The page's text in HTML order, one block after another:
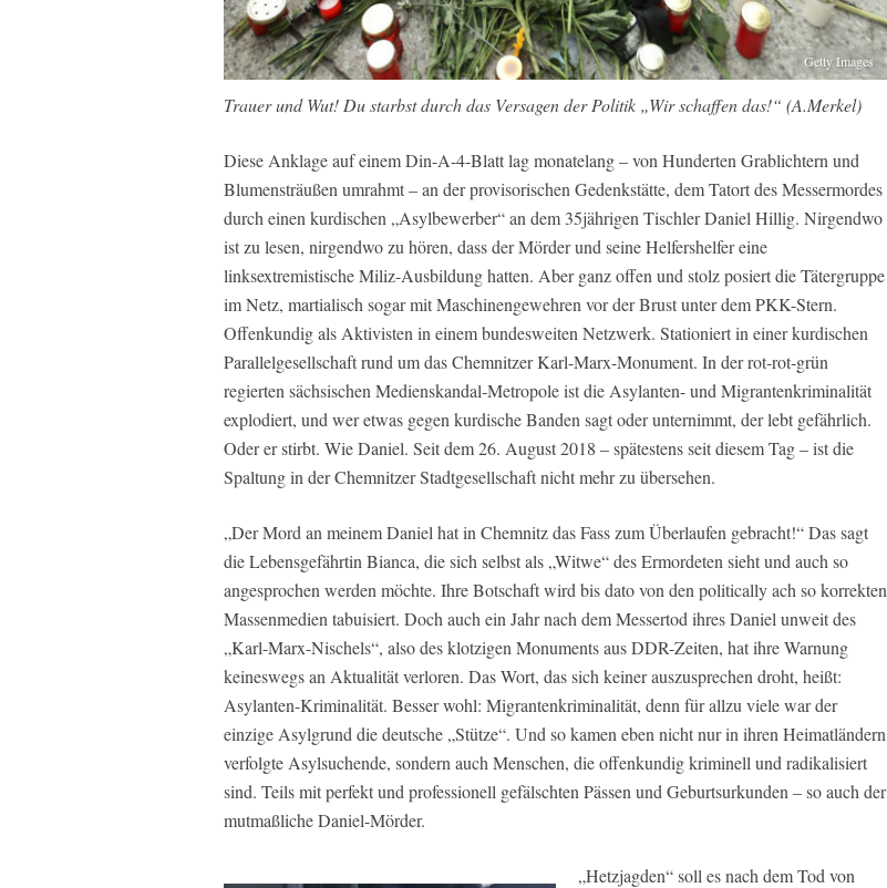
Getty Images
Trauer und Wut! Du starbst durch das Versagen der Politik „Wir schaffen das!“ (A.Merkel)
Diese Anklage auf einem Din-A-4-Blatt lag monatelang – von Hunderten Grablichtern und
Blumensträußen umrahmt – an der provisorischen Gedenkstätte, dem Tatort des Messermordes
durch einen kurdischen „Asylbewerber“ an dem 35jährigen Tischler Daniel Hillig. Nirgendwo
ist zu lesen, nirgendwo zu hören, dass der Mörder und seine Helfershelfer eine
linksextremistische Miliz-Ausbildung hatten. Aber ganz offen und stolz posiert die Tätergruppe
im Netz, martialisch sogar mit Maschinengewehren vor der Brust unter dem PKK-Stern.
Offenkundig als Aktivisten in einem bundesweiten Netzwerk. Stationiert in einer kurdischen
Parallelgesellschaft rund um das Chemnitzer Karl-Marx-Monument. In der rot-rot-grün
regierten sächsischen Medienskandal-Metropole ist die Asylanten- und Migrantenkriminalität
explodiert, und wer etwas gegen kurdische Banden sagt oder unternimmt, der lebt gefährlich.
Oder er stirbt. Wie Daniel. Seit dem 26. August 2018 – spätestens seit diesem Tag – ist die
Spaltung in der Chemnitzer Stadtgesellschaft nicht mehr zu übersehen.
„Der Mord an meinem Daniel hat in Chemnitz das Fass zum Überlaufen gebracht!“ Das sagt
die Lebensgefährtin Bianca, die sich selbst als „Witwe“ des Ermordeten sieht und auch so
angesprochen werden möchte. Ihre Botschaft wird bis dato von den politically ach so korrekten
Massenmedien tabuisiert. Doch auch ein Jahr nach dem Messertod ihres Daniel unweit des
„Karl-Marx-Nischels“, also des klotzigen Monuments aus DDR-Zeiten, hat ihre Warnung
keineswegs an Aktualität verloren. Das Wort, das sich keiner auszusprechen droht, heißt:
Asylanten-Kriminalität. Besser wohl: Migrantenkriminalität, denn für allzu viele war der
einzige Asylgrund die deutsche „Stütze“. Und so kamen eben nicht nur in ihren Heimatländern
verfolgte Asylsuchende, sondern auch Menschen, die offenkundig kriminell und radikalisiert
sind. Teils mit perfekt und professionell gefälschten Pässen und Geburtsurkunden – so auch der
mutmaßliche Daniel-Mörder.
„Hetzjagden“ soll es nach dem Tod von